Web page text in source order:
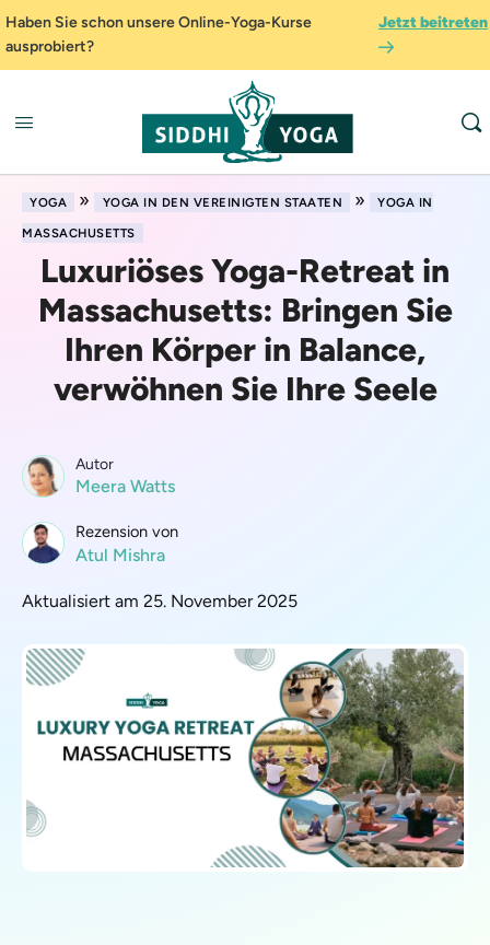
Haben Sie schon unsere Online-Yoga-Kurse
ausprobiert?
Jetzt beitreten
YOGA » YOGA IN DEN VEREINIGTEN STAATEN »
YOGA IN
MASSACHUSETTS
Luxuriöses Yoga-Retreat in
Massachusetts: Bringen Sie
Ihren Körper in Balance,
verwöhnen Sie Ihre Seele
Autor
Meera Watts
Rezension von
Atul Mishra
Aktualisiert am 25. November 2025